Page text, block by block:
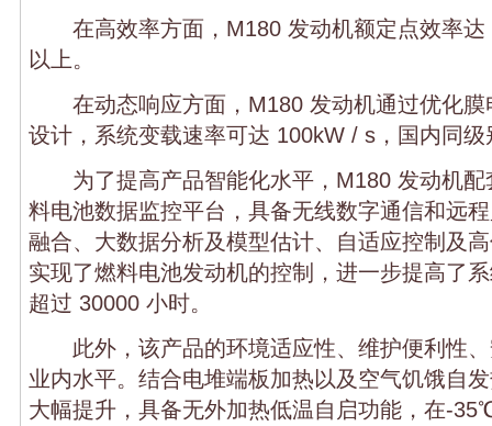
在高效率方面，M180 发动机额定点效率达
以上。
在动态响应方面，M180 发动机通过优化膜
设计，系统变载速率可达 100kW / s，国内同级
为了提高产品智能化水平，M180 发动机配
料电池数据监控平台，具备无线数字通信和远
融合、大数据分析及模型估计、自适应控制及
实现了燃料电池发动机的控制，进一步提高了
超过 30000 小时。
此外，该产品的环境适应性、维护便利性、
业内水平。结合电堆端板加热以及空气饥饿自
大幅提升，具备无外加热低温自启功能，在-